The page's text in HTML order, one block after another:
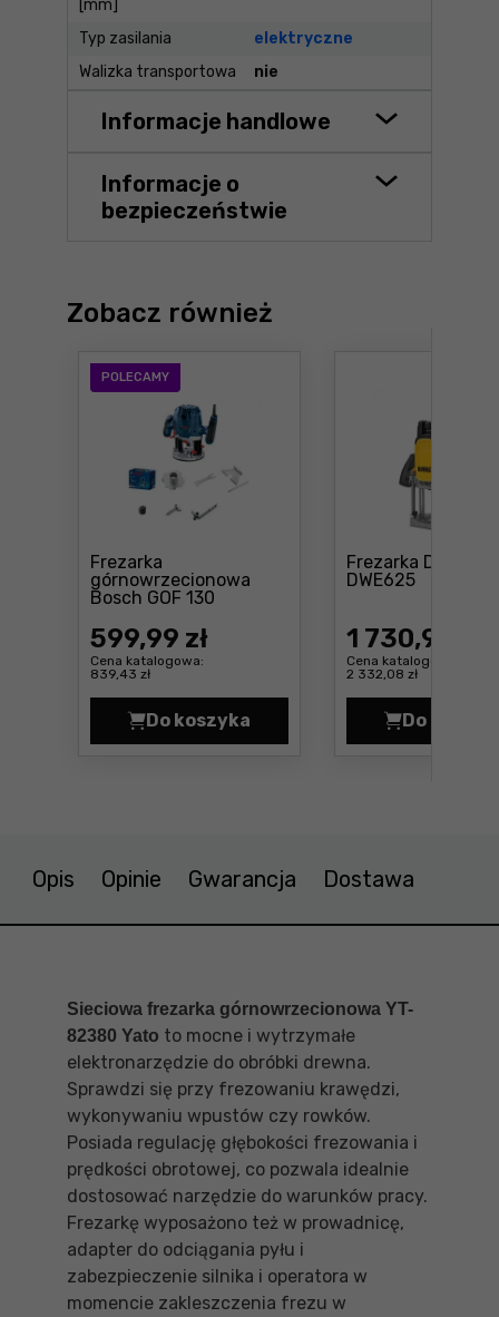
[mm]
Typ zasilania
elektryczne
Walizka transportowa
nie
Informacje handlowe
Informacje o
bezpieczeństwie
Zobacz również
POLECAMY
Frezarka
górnowrzecionowa
Bosch GOF 130
599,99 zł
Cena katalogowa:
839,43 zł
Do koszyka
Frezarka górnowrzecionowa
Frezarka DeWalt
DWE625Cena: 1
1 730,99 zł
Cena katalogowa:
2 332,08 zł
Do
Opis Opinie Gwarancja Dostawa
Sieciowa frezarka górnowrzecionowa YT-
82380 Yato to mocne i wytrzymałe
elektronarzędzie do obróbki drewna.
Sprawdzi się przy frezowaniu krawędzi,
wykonywaniu wpustów czy rowków.
Posiada regulację głębokości frezowania i
prędkości obrotowej, co pozwala idealnie
dostosować narzędzie do warunków pracy.
Frezarkę wyposażono też w prowadnicę,
adapter do odciągania pyłu i
zabezpieczenie silnika i operatora w
momencie zakleszczenia frezu w